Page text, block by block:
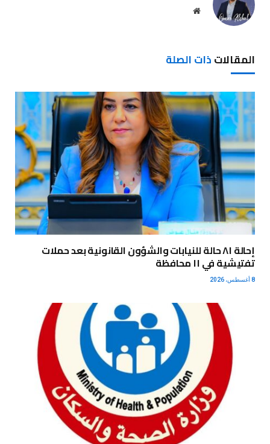
موقع
المقالاتذات الصلة
إحالة ٨١ حالة للنيابات والشؤون القانونية بعد حملات
تفتيشية في ١١ محافظة
8 أغسطس، 2026